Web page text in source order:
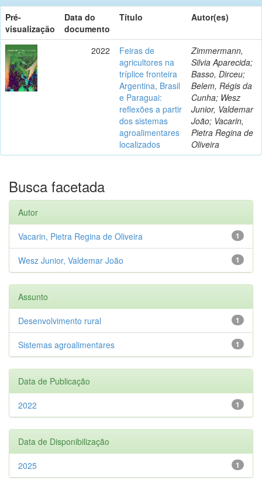
Pré-
visualização
Data do
documento
Título Autor(es)
2022
Feiras de
agricultores na
tríplice fronteira
Argentina, Brasil
e Paraguai:
reflexões a partir
dos sistemas
agroalimentares
localizados
Zimmermann,
Silvia Aparecida;
Basso, Dirceu;
Belem, Régis da
Cunha; Wesz
Junior, Valdemar
João; Vacarin,
Pietra Regina de
Oliveira
Busca facetada
Autor
1
Vacarin, Pietra Regina de Oliveira
1
Wesz Junior, Valdemar João
Assunto
1
Desenvolvimento rural
1
Sistemas agroalimentares
Data de Publicação
1
2022
Data de Disponibilização
1
2025